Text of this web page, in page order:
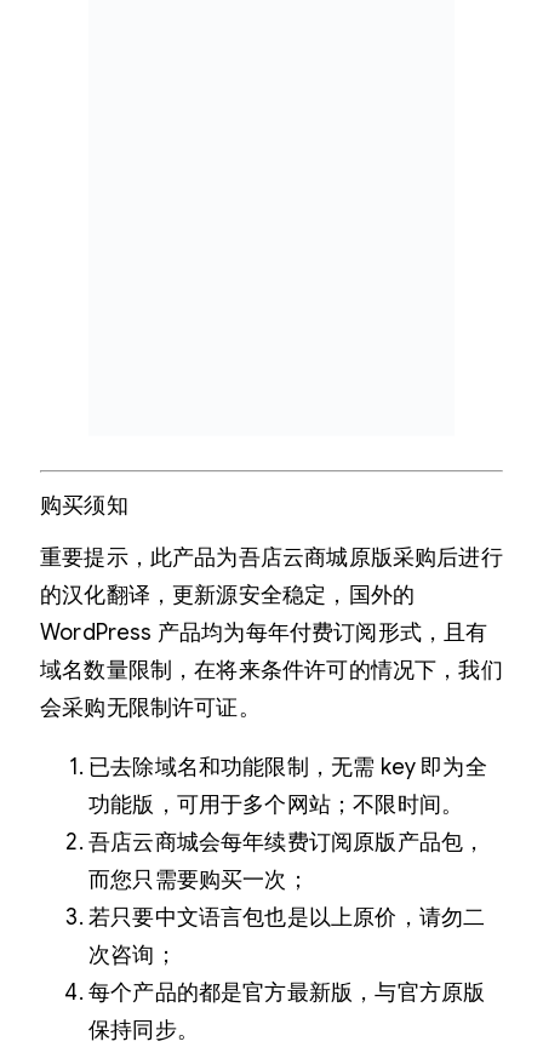
购买须知
重要提示，此产品为吾店云商城原版采购后进行
的汉化翻译，更新源安全稳定，国外的
WordPress 产品均为每年付费订阅形式，且有
域名数量限制，在将来条件许可的情况下，我们
会采购无限制许可证。
已去除域名和功能限制，无需 key 即为全
功能版，可用于多个网站；不限时间。
吾店云商城会每年续费订阅原版产品包，
而您只需要购买一次；
若只要中文语言包也是以上原价，请勿二
次咨询；
每个产品的都是官方最新版，与官方原版
保持同步。